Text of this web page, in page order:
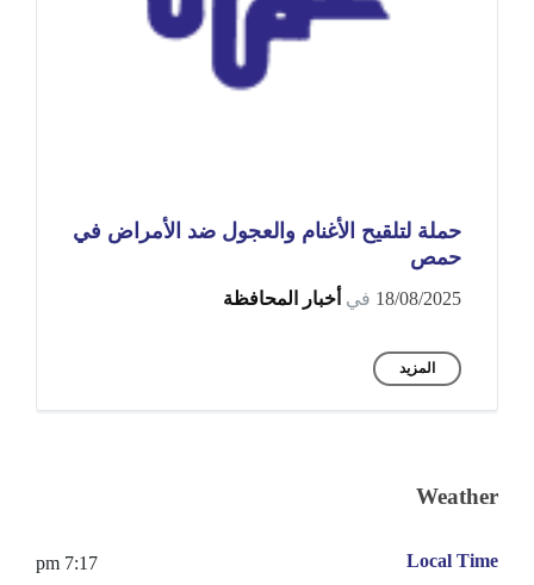
حملة لتلقيح الأغنام والعجول ضد الأمراض في
حمص
18/08/2025 في أخبار المحافظة
المزيد
Weather
Local Time
7:17 pm